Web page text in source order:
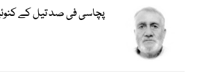
پچاسی فی صد تیل کے